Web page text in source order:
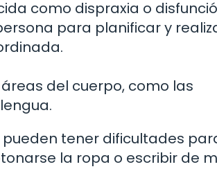
como dispraxia o
para planificar y
del cuerpo, como las
tener dificultades
la ropa o escribir de